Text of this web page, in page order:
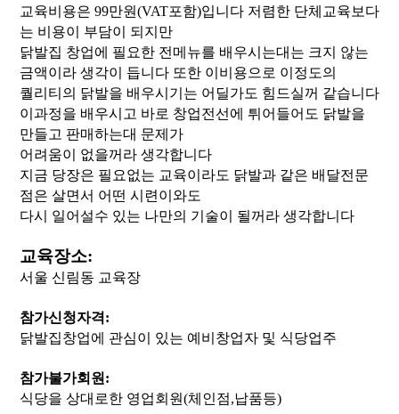
교육비용은 99만원(VAT포함)입니다 저렴한 단체교육보다
는 비용이 부담이 되지만
닭발집 창업에 필요한 전메뉴를 배우시는대는 크지 않는
금액이라 생각이 듭니다 또한 이비용으로 이정도의
퀄리티의 닭발을 배우시기는 어딜가도 힘드실꺼 같습니다
이과정을 배우시고 바로 창업전선에 튀어들어도 닭발을
만들고 판매하는대 문제가
어려움이 없을꺼라 생각합니다
지금 당장은 필요없는 교육이라도 닭발과 같은 배달전문
점은 살면서 어떤 시련이와도
다시 일어설수 있는 나만의 기술이 될꺼라 생각합니다
교육장소:
서울 신림동 교육장
참가신청자격:
닭발집창업에 관심이 있는 예비창업자 및 식당업주
참가불가회원:
식당을 상대로한 영업회원(체인점,납품등)